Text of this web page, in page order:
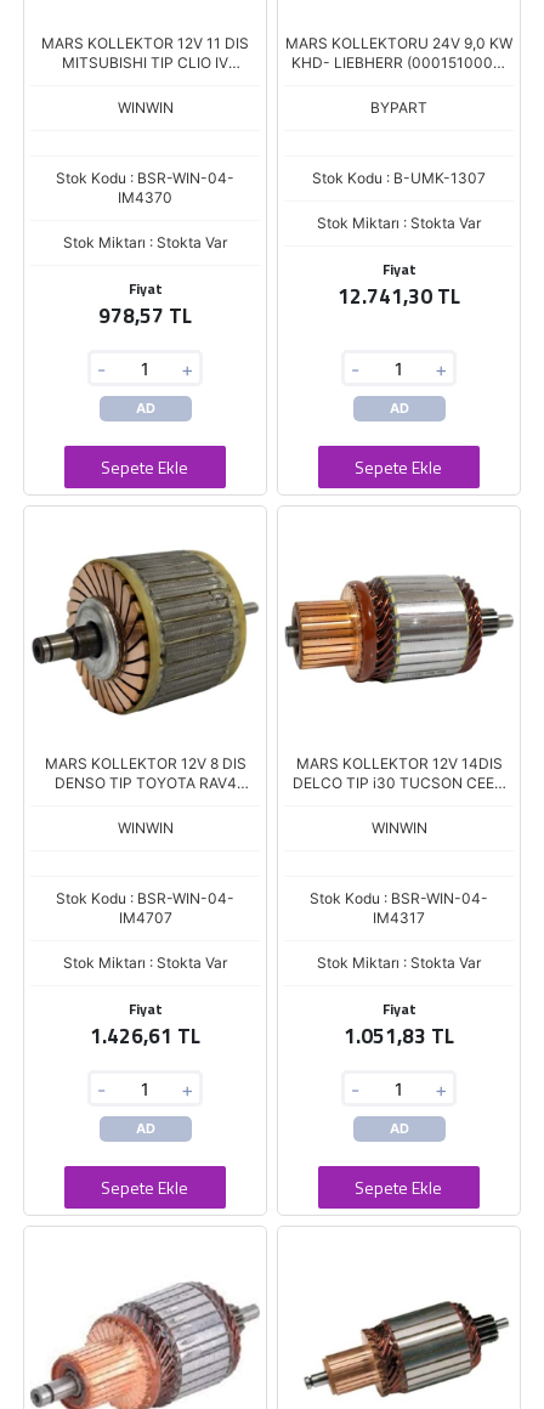
MARS KOLLEKTOR 12V 11 DIS
MITSUBISHI TIP CLIO IV
DUSTER 1.2 BOY.107 CAP.54
WINWIN
Stok Kodu : BSR-WIN-04-
IM4370
Stok Miktarı : Stokta Var
Fiyat
978,57 TL
- +
AD
Sepete Ekle
MARS KOLLEKTORU 24V 9,0 KW
KHD- LIEBHERR (0001510003)
BYPART
Stok Kodu : B-UMK-1307
Stok Miktarı : Stokta Var
Fiyat
12.741,30 TL
- +
AD
Sepete Ekle
MARS KOLLEKTOR 12V 8 DIS
DENSO TIP TOYOTA RAV4
Çap.51,00
WINWIN
Stok Kodu : BSR-WIN-04-
IM4707
Stok Miktarı : Stokta Var
Fiyat
1.426,61 TL
- +
AD
Sepete Ekle
MARS KOLLEKTOR 12V 14DIS
DELCO TIP i30 TUCSON CEED
Cap.54
WINWIN
Stok Kodu : BSR-WIN-04-
IM4317
Stok Miktarı : Stokta Var
Fiyat
1.051,83 TL
- +
AD
Sepete Ekle